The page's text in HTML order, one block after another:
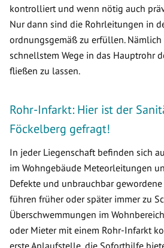
kontrolliert und wenn nötig auch
Nur dann sind die Rohrleitungen in
ordnungsgemäß zu erfüllen. Nämlich
schnellstem Wege in das Hauptrohr
fließen zu lassen.
Rohr-Infarkt: Hier ist der
Föckelberg gefragt!
In jeder Liegenschaft befinden sich
im Wohngebäude Meteorleitungen
Defekte und unbrauchbar
führen früher oder später immer zu
Überschwemmungen im
oder Mieter mit einem Rohr-Infarkt